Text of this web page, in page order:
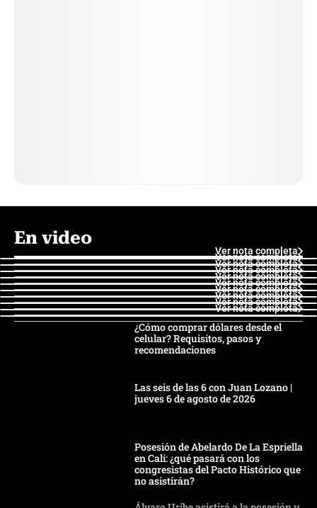
En video
Ver nota completa
Ver nota completa
Ver nota completa
Ver nota completa
Ver nota completa
Ver nota completa
Ver nota completa
Ver nota completa
Ver nota completa
Ver nota completa
¿Cómo comprar dólares desde el
celular? Requisitos, pasos y
recomendaciones
Las seis de las 6 con Juan Lozano |
jueves 6 de agosto de 2026
Posesión de Abelardo De La Espriella
en Cali: ¿qué pasará con los
congresistas del Pacto Histórico que
no asistirán?